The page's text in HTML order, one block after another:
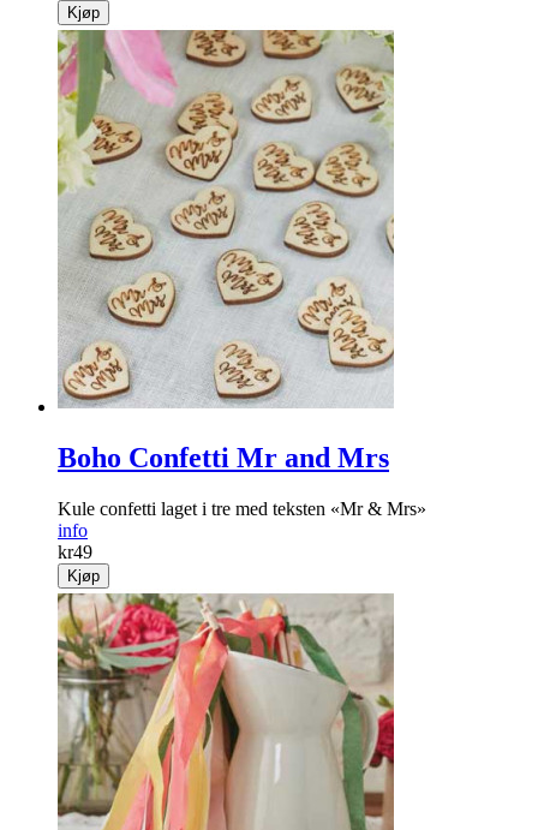
Kjøp
Boho Confetti Mr and Mrs
Kule confetti laget i tre med teksten «Mr & Mrs»
info
kr49
Kjøp